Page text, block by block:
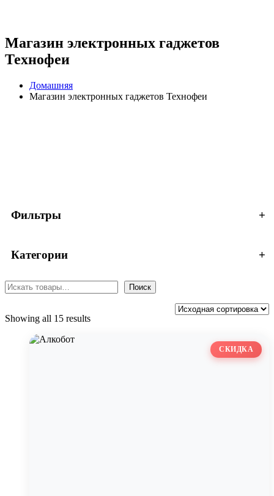
Магазин электронных гаджетов
Технофеи
Домашняя
Магазин электронных гаджетов Технофеи
Фильтры +
Категории +
Поиск Поиск
Showing all 15 results
СКИДКА